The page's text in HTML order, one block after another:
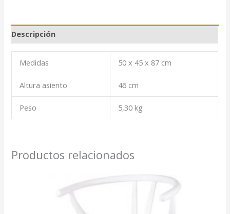
Descripción
Medidas 50 x 45 x 87 cm
Altura asiento 46 cm
Peso 5,30 kg
Productos relacionados